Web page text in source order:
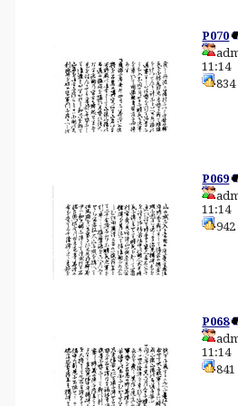
P070
11:14
834
P069
11:14
942
P068
11:14
841